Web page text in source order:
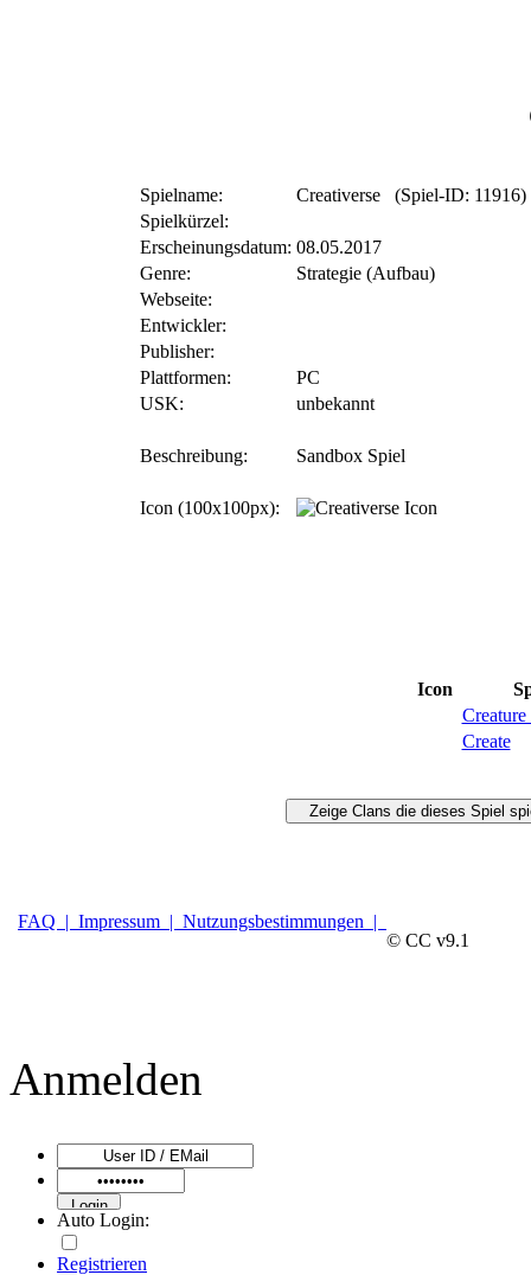
Spielname:
Creativerse (Spiel-ID: 11916)
Spielkürzel:
Erscheinungsdatum: 08.05.2017
Genre:
Strategie (Aufbau)
Webseite:
Entwickler:
Publisher:
Plattformen:
PC
USK:
unbekannt
Beschreibung: Sandbox Spiel
Icon (100x100px):
Icon
Creature
Create
FAQ | Impressum | Nutzungsbestimmungen |
© CC v9.1
Anmelden
Auto Login:
Registrieren